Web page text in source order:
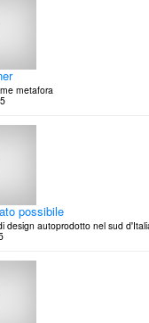
grafici: Giovanni
metafora
possibile
design autoprodotto nel sud